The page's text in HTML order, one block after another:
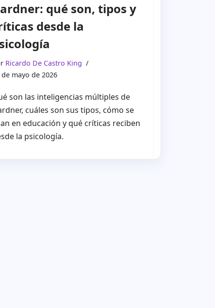
qué son, tipos y
desde la
Ricardo De Castro King
de mayo de 2026
son las inteligencias múltiples de
cuáles son sus tipos, cómo se
en educación y qué críticas reciben
la psicología.